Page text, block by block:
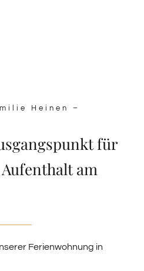
Heinen –
für
am
Ferienwohnung in